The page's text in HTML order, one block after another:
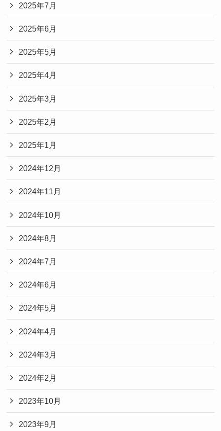
2025年7月
2025年6月
2025年5月
2025年4月
2025年3月
2025年2月
2025年1月
2024年12月
2024年11月
2024年10月
2024年8月
2024年7月
2024年6月
2024年5月
2024年4月
2024年3月
2024年2月
2023年10月
2023年9月